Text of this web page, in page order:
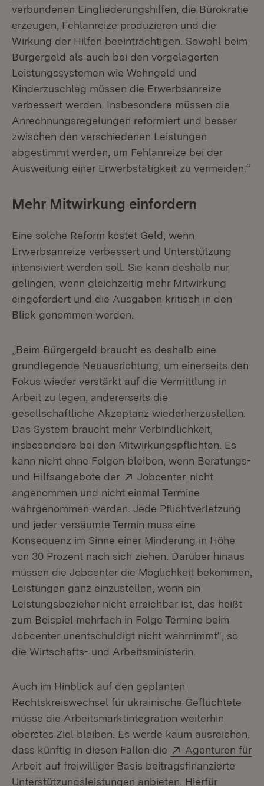
verbundenen Eingliederungshilfen, die Bürokratie
erzeugen, Fehlanreize produzieren und die
Wirkung der Hilfen beeinträchtigen. Sowohl beim
Bürgergeld als auch bei den vorgelagerten
Leistungssystemen wie Wohngeld und
Kinderzuschlag müssen die Erwerbsanreize
verbessert werden. Insbesondere müssen die
Anrechnungsregelungen reformiert und besser
zwischen den verschiedenen Leistungen
abgestimmt werden, um Fehlanreize bei der
Ausweitung einer Erwerbstätigkeit zu vermeiden.“
Mehr Mitwirkung einfordern
Eine solche Reform kostet Geld, wenn
Erwerbsanreize verbessert und Unterstützung
intensiviert werden soll. Sie kann deshalb nur
gelingen, wenn gleichzeitig mehr Mitwirkung
eingefordert und die Ausgaben kritisch in den
Blick genommen werden.
„Beim Bürgergeld braucht es deshalb eine
grundlegende Neuausrichtung, um einerseits den
Fokus wieder verstärkt auf die Vermittlung in
Arbeit zu legen, andererseits die
gesellschaftliche Akzeptanz wiederherzustellen.
Das System braucht mehr Verbindlichkeit,
insbesondere bei den Mitwirkungspflichten. Es
kann nicht ohne Folgen bleiben, wenn Beratungs-
und Hilfsangebote der
Extern:
Jobcenter (Öffnet in
nicht
angenommen und nicht einmal Termine
wahrgenommen werden. Jede Pflichtverletzung
und jeder versäumte Termin muss eine
Konsequenz im Sinne einer Minderung in Höhe
von 30 Prozent nach sich ziehen. Darüber hinaus
müssen die Jobcenter die Möglichkeit bekommen,
Leistungen ganz einzustellen, wenn ein
Leistungsbezieher nicht erreichbar ist, das heißt
zum Beispiel mehrfach in Folge Termine beim
Jobcenter unentschuldigt nicht wahrnimmt“, so
die Wirtschafts- und Arbeitsministerin.
Auch im Hinblick auf den geplanten
Rechtskreiswechsel für ukrainische Geflüchtete
müsse die Arbeitsmarktintegration weiterhin
oberstes Ziel bleiben. Es werde kaum ausreichen,
dass künftig in diesen Fällen die
Extern:
Agenturen für
Arbeit (Öffnet in neuem Fenster)
auf freiwilliger Basis beitragsfinanzierte
Unterstützungsleistungen anbieten. Hierfür